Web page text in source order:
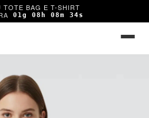
TOTE BAG E T-SHIRT
01g 08h 08m 34s